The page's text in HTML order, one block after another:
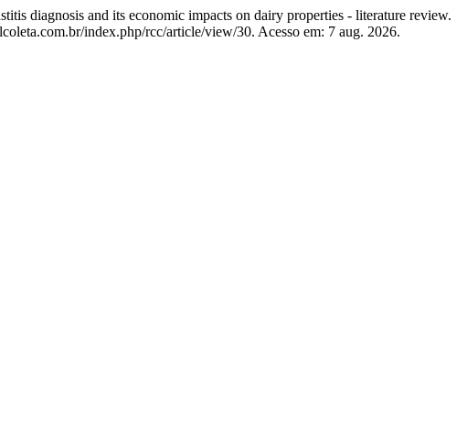
diagnosis and its economic impacts on dairy properties - literature review.
index.php/rcc/article/view/30. Acesso em: 7 aug. 2026.